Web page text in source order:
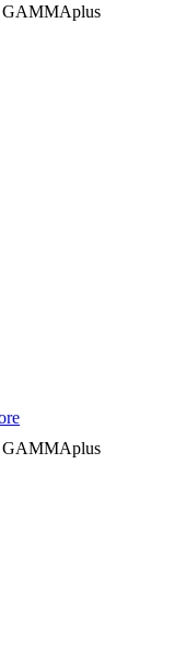
GAMMAplus
GAMMAplus